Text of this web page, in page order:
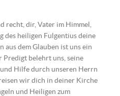
recht, dir, Vater im Himmel,
des heiligen Fulgentius deine
aus dem Glauben ist uns ein
belehrt uns, seine
Hilfe durch unseren Herrn
wir dich in deiner Kirche
und Heiligen zum